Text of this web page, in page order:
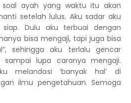
ayah yang waktu itu akan
setelah lulus. Aku sadar aku
Dulu aku terbuai dengan
bisa mengaji, tapi juga bisa
sehingga aku terlalu gencar
sampai lupa caranya mengaji.
melandasi ‘banyak hal’ di
ilmu pengetahuan. Semoga